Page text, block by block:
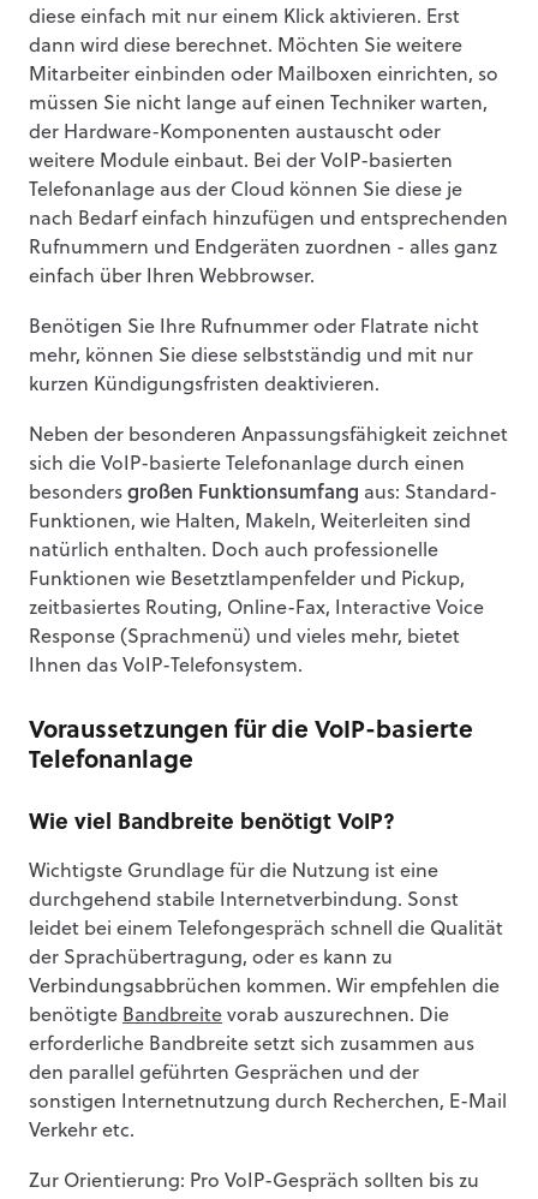
diese einfach mit nur einem Klick aktivieren. Erst
dann wird diese berechnet. Möchten Sie weitere
Mitarbeiter einbinden oder Mailboxen einrichten, so
müssen Sie nicht lange auf einen Techniker warten,
der Hardware-Komponenten austauscht oder
weitere Module einbaut. Bei der VoIP-basierten
Telefonanlage aus der Cloud können Sie diese je
nach Bedarf einfach hinzufügen und entsprechenden
Rufnummern und Endgeräten zuordnen - alles ganz
einfach über Ihren Webbrowser.
Benötigen Sie Ihre Rufnummer oder Flatrate nicht
mehr, können Sie diese selbstständig und mit nur
kurzen Kündigungsfristen deaktivieren.
Neben der besonderen Anpassungsfähigkeit zeichnet
sich die VoIP-basierte Telefonanlage durch einen
besonders großen Funktionsumfang aus: Standard-
Funktionen, wie Halten, Makeln, Weiterleiten sind
natürlich enthalten. Doch auch professionelle
Funktionen wie Besetztlampenfelder und Pickup,
zeitbasiertes Routing, Online-Fax, Interactive Voice
Response (Sprachmenü) und vieles mehr, bietet
Ihnen das VoIP-Telefonsystem.
Voraussetzungen für die VoIP-basierte
Telefonanlage
Wie viel Bandbreite benötigt VoIP?
Wichtigste Grundlage für die Nutzung ist eine
durchgehend stabile Internetverbindung. Sonst
leidet bei einem Telefongespräch schnell die Qualität
der Sprachübertragung, oder es kann zu
Verbindungsabbrüchen kommen. Wir empfehlen die
benötigte Bandbreite vorab auszurechnen. Die
erforderliche Bandbreite setzt sich zusammen aus
den parallel geführten Gesprächen und der
sonstigen Internetnutzung durch Recherchen, E-Mail
Verkehr etc.
Zur Orientierung: Pro VoIP-Gespräch sollten bis zu